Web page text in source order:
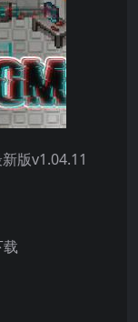
版v1.04.11